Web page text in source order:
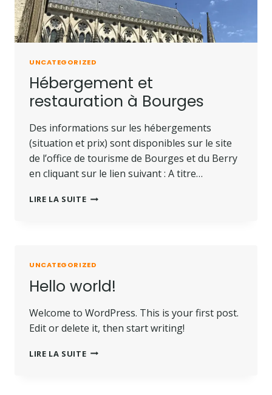
UNCATEGORIZED
Hébergement et
restauration à Bourges
Des informations sur les hébergements
(situation et prix) sont disponibles sur le site
de l’office de tourisme de Bourges et du Berry
en cliquant sur le lien suivant : A titre…
LIRE LA SUITEHÉBERGEMENT
UNCATEGORIZED
Hello world!
Welcome to WordPress. This is your first post.
Edit or delete it, then start writing!
LIRE LA SUITEHELLO